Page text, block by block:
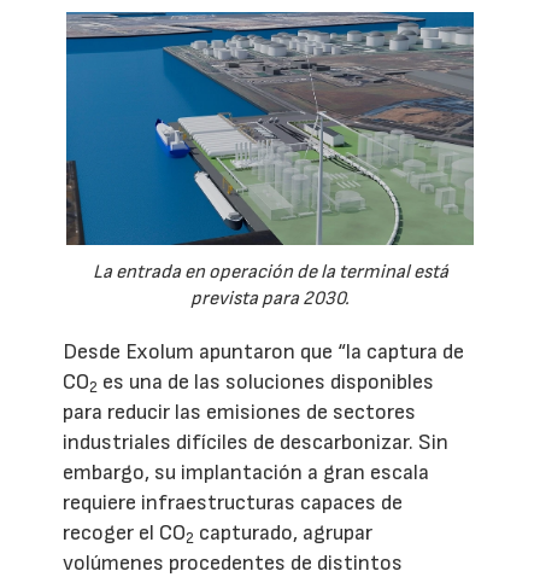
La entrada en operación de la terminal está
prevista para 2030.
Desde Exolum apuntaron que “la captura de
CO2 es una de las soluciones disponibles
para reducir las emisiones de sectores
industriales difíciles de descarbonizar. Sin
embargo, su implantación a gran escala
requiere infraestructuras capaces de
recoger el CO2 capturado, agrupar
volúmenes procedentes de distintos